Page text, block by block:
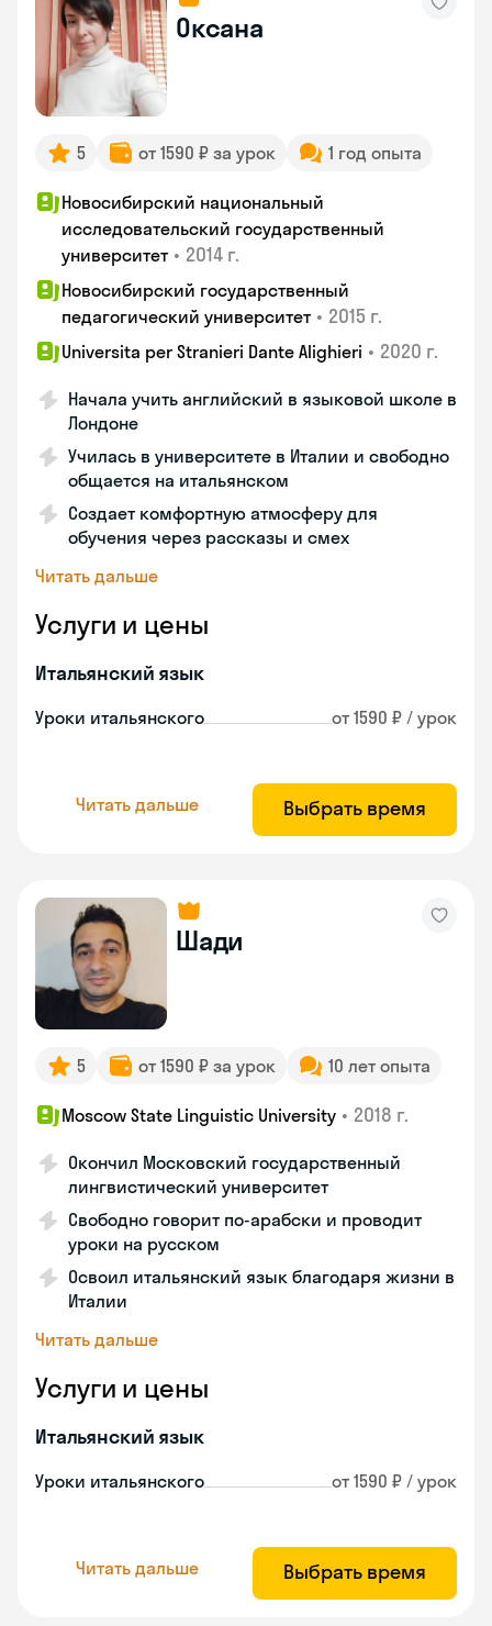
Оксана
5 от 1590 ₽ за урок 1 год опыта
Новосибирский национальный
исследовательский государственный
университет • 2014 г.
Новосибирский государственный
педагогический университет • 2015 г.
Universita per Stranieri Dante Alighieri • 2020 г.
Начала учить английский в языковой школе в
Лондоне
Училась в университете в Италии и свободно
общается на итальянском
Создает комфортную атмосферу для
обучения через рассказы и смех
Читать дальше
Услуги и цены
Итальянский язык
Уроки итальянского от 1590 ₽ / урок
Читать дальше Выбрать время
Шади
5 от 1590 ₽ за урок 10 лет опыта
Moscow State Linguistic University • 2018 г.
Окончил Московский государственный
лингвистический университет
Свободно говорит по-арабски и проводит
уроки на русском
Освоил итальянский язык благодаря жизни в
Италии
Читать дальше
Услуги и цены
Итальянский язык
Уроки итальянского от 1590 ₽ / урок
Читать дальше Выбрать время